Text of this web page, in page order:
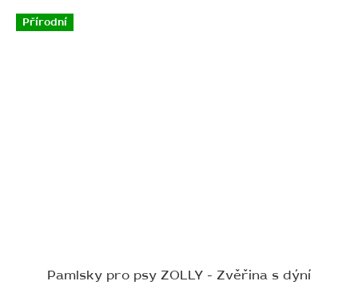
Přírodní
Pamlsky pro psy ZOLLY - Zvěřina s dýní